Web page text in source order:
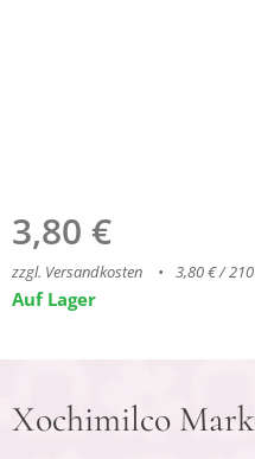
3,80 €
zzgl. Versandkosten 3,80 € /
Auf Lager
Xochimilco